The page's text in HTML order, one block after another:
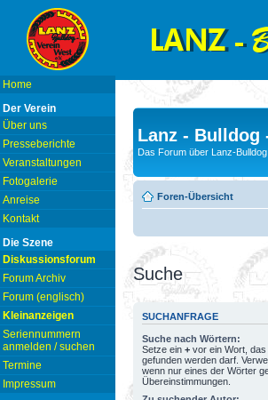
Home
Der Verein
Über uns
Presseberichte
Veranstaltungen
Fotogalerie
Anreise
Kontakt
Die Szene
Diskussionsforum
Forum Archiv
Forum (englisch)
Kleinanzeigen
Seriennummern
anmelden / suchen
Termine
Impressum
Lanz - Bulldog
Das Forum über Lanz-
Foren-Übersicht
Suche
SUCHANFRAGE
Suche nach Wörtern:
Setze ein + vor ein Wort,
gefunden werden darf.
wenn nur eines der Wörter
Übereinstimmungen.